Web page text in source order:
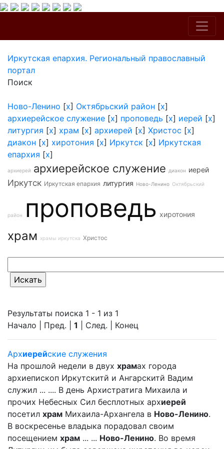
Иркутская епархия. Региональный православный
портал
Поиск
Ново-Ленино [x] Октябрьский район [x]
архиерейское служение [x] проповедь [x] иерей [x]
литургия [x] храм [x] архиерей [x] Христос [x]
диакон [x] хиротония [x] Иркутск [x] Иркутская
епархия [x]
архиерей архиерейское служение диакон иерей
Иркутск Иркутская епархия литургия Ново-Ленино Октябрьский
район проповедь хиротония
храм храмы иркутска Христос
Результаты поиска 1 - 1 из 1
Начало | Пред. | 1 | След. | Конец
Архиерейские служения
На прошлой недели в двух храмах города
архиепископ Иркутскитй и Ангарскитй Вадим
служил ... .... В день Архистратига Михаила и
прочих Небесных Сил бесплотных архиерей
посетил храм Михаила-Архангела в Ново-Ленино.
В воскресенье владыка порадовал своим
посещением храм ... ... Ново-Ленино. Во время